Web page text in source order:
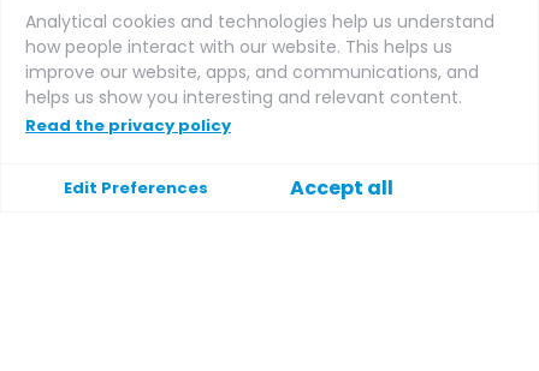
Analytical cookies and technologies help us understand
how people interact with our website. This helps us
improve our website, apps, and communications, and
helps us show you interesting and relevant content.
Read the privacy policy
Edit Preferences Accept all
Supplier login
Affiliate login